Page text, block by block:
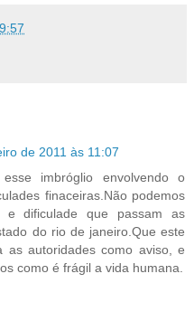
de 2011 às 11:07
imbróglio envolvendo o
finaceiras.Não podemos
e dificulade que passam as
do rio de janeiro.Que este
as autoridades como aviso, e
como é frágil a vida humana.